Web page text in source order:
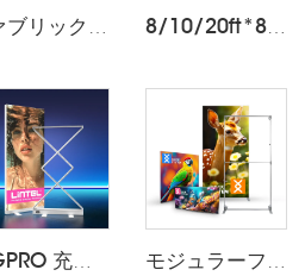
ファブリック ライトボックス印刷 8/10/20ft*8ft ピロケースバックドロップ LT-24Q1
SEGPRO 充電式収納可能なライトボックス LT-ALF85ZC モジュラーフレキスタイル折りたたみ布製フレーム